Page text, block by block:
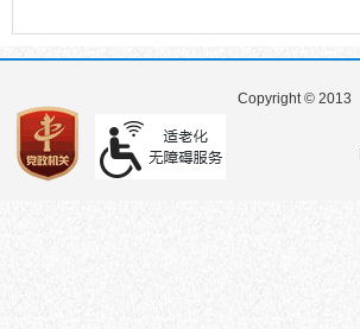
Copyright © 2013